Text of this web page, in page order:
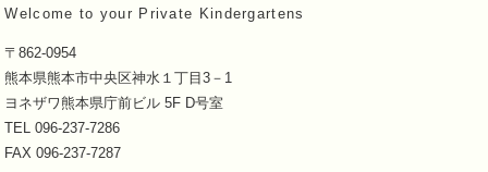
Welcome to your Private Kindergartens
〒862-0954
熊本県熊本市中央区神水１丁目3－1
ヨネザワ熊本県庁前ビル 5F D号室
TEL 096-237-7286
FAX 096-237-7287